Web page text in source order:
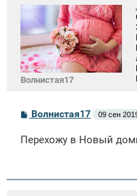
Волнистая17
С
б
и
Волнистая17 09 сен
Перехожу в Новый